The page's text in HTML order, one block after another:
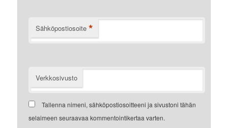
Sähköpostiosoite *
Verkkosivusto
Tallenna nimeni, sähköpostiosoitteeni ja sivustoni tähän
selaimeen seuraavaa kommentointikertaa varten.